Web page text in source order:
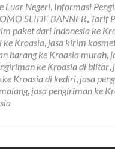
Luar Negeri, Informasi
SLIDE BANNER, Tarif
paket dari indonesia ke
ke Kroasia, jasa kirim
barang ke Kroasia murah,
ke Kroasia di blitar,
ke Kroasia di kediri, jasa
, jasa pengiriman ke